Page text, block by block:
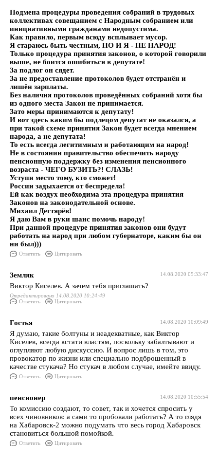
Подмена процедуры проведения собраний в трудовых
коллективах совещанием с Народным собранием или
инициативными гражданами недопустима.
Как правило, первым всюду всплывает мусор.
Я стараюсь быть честным, НО И Я - НЕ НАРОД!
Только процедура принятия законов, о которой говорили
выше, не боится ошибиться в депутате!
За подлог он сядет.
За не предоставление протоколов будет отстранён и
лишён зарплаты.
Без наличия протоколов проведённых собраний хотя бы
из одного места Закон не принимается.
Зато меры принимаются к депутату!
И вот здесь каким бы подлецом депутат не оказался, а
при такой схеме принятия Закон будет всегда мнением
народа, а не депутата!
То есть всегда легитимным и работающим на народ!
Не в состоянии правительство обеспечить народу
пенсионную поддержку без изменения пенсионного
возраста - ЧЕГО БУЗИТЬ?! СЛАЗЬ!
Уступи место тому, кто сможет!
России задыхается от беспредела!
Ей как воздух необходима эта процедура принятия
Законов на законодательной основе.
Михаил Дегтярёв!
Я даю Вам в руки шанс помочь народу!
При данной процедуре принятия законов они будут
работать на народ при любом губернаторе, каким бы он
ни был)))
Ответить Цитировать
14.08.2020 05:33:47
Земляк
Виктор Киселев. А зачем тебя приглашать?
Отредактировано 14.08.2020 10:24:49
Ответить
Цитировать
14.08.2020 10:09:49
Гостья
Я думаю, такие болтуны и неадекватные, как Виктор
Киселев, всегда кстати властям, поскольку забалтывают и
оглупляют любую дискуссию. И вопрос лишь в том, это
провокатор по жизни или специально подброшенный в
качестве стукача? Но стукач в любом случае, имейте ввиду.
Ответить Цитировать
14.08.2020 10:55:54
пенсионер
То комиссию создают, то совет, так и хочется спросить у
всех чиновников: а сами то пробовали работать? А то глядя
на Хабаровск-2 можно подумать что весь город Хабаровск
становиться большой помойкой.
Ответить Цитировать